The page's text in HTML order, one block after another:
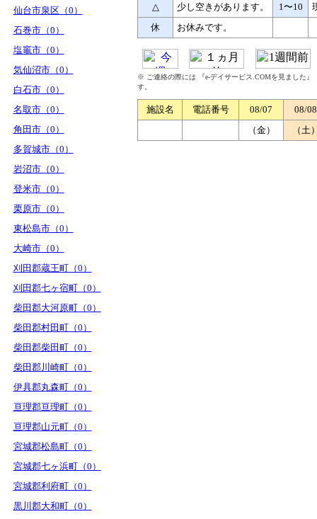
仙台市泉区（0）
石巻市（0）
塩竈市（0）
気仙沼市（0）
白石市（0）
名取市（0）
角田市（0）
多賀城市（0）
岩沼市（0）
登米市（0）
栗原市（0）
東松島市（0）
大崎市（0）
刈田郡蔵王町（0）
刈田郡七ヶ宿町（0）
柴田郡大河原町（0）
柴田郡村田町（0）
柴田郡柴田町（0）
柴田郡川崎町（0）
伊具郡丸森町（0）
亘理郡亘理町（0）
亘理郡山元町（0）
宮城郡松島町（0）
宮城郡七ヶ浜町（0）
宮城郡利府町（0）
黒川郡大和町（0）
△
少し空きがあります。 1〜10
休
お休みです。
※ ご連絡の際には 『e-デイサービス.COMを見ました
す。
施設名 電話番号 08/07
08/08
（金）
（土